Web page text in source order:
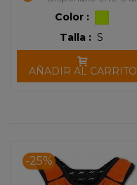
Color :
Talla : S
AÑADIR AL CARRITO
-25%